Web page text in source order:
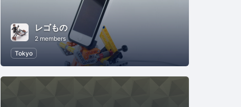
レゴもの
2 members
Tokyo